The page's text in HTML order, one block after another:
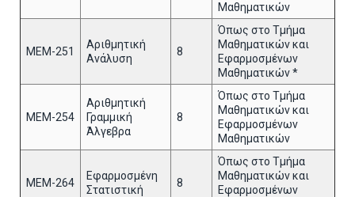
Μαθηματικών
ΜΕΜ-251
Αριθμητική
Ανάλυση
8
Όπως στο Τμήμα
Μαθηματικών και
Εφαρμοσμένων
Μαθηματικών *
ΜΕΜ-254
Αριθμητική
Γραμμική
Άλγεβρα
8
Όπως στο Τμήμα
Μαθηματικών και
Εφαρμοσμένων
Μαθηματικών
ΜΕΜ-264
Εφαρμοσμένη
Στατιστική
8
Όπως στο Τμήμα
Μαθηματικών και
Εφαρμοσμένων